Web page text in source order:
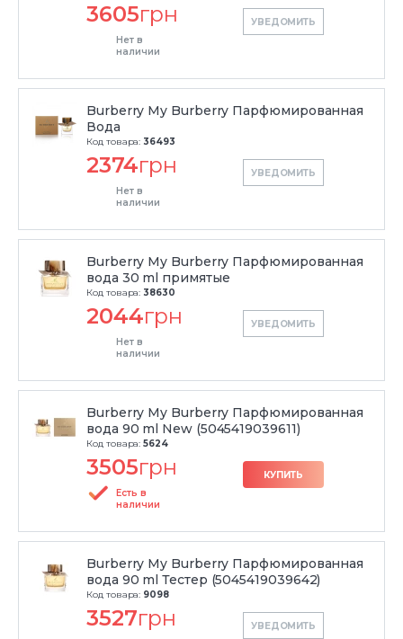
3605грн
Нет в
наличии
УВЕДОМИТЬ
Burberry My Burberry Парфюмированная
Вода
Код товара: 36493
2374грн
Нет в
наличии
УВЕДОМИТЬ
Burberry My Burberry Парфюмированная
вода 30 ml примятые
Код товара: 38630
2044грн
Нет в
наличии
УВЕДОМИТЬ
Burberry My Burberry Парфюмированная
вода 90 ml New (5045419039611)
Код товара: 5624
3505грн
Есть в
наличии
КУПИТЬ
Burberry My Burberry Парфюмированная
вода 90 ml Тестер (5045419039642)
Код товара: 9098
3527грн УВЕДОМИТЬ